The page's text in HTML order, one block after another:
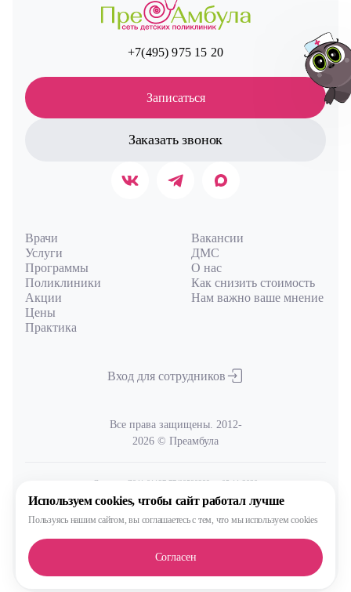
+7(495) 975 15 20
Записаться
Заказать звонок
Врачи
Услуги
Программы
Поликлиники
Акции
Цены
Практика
Вакансии
ДМС
О нас
Как снизить стоимость
Нам важно ваше мнение
Вход для сотрудников
Все права защищены. 2012-
2026 © Преамбула
Лицензия Л041-01137-77/00590289 от 05.11.2020
выдана Министерством здравоохранения Московской области
Сделано, конечно, в MAX
Используем cookies, чтобы сайт работал лучше
Пользуясь нашим сайтом,вы соглашаетесь с тем, что мы используем cookies
Согласен